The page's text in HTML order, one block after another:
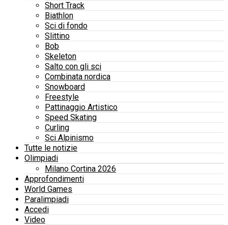
Short Track
Biathlon
Sci di fondo
Slittino
Bob
Skeleton
Salto con gli sci
Combinata nordica
Snowboard
Freestyle
Pattinaggio Artistico
Speed Skating
Curling
Sci Alpinismo
Tutte le notizie
Olimpiadi
Milano Cortina 2026
Approfondimenti
World Games
Paralimpiadi
Accedi
Video